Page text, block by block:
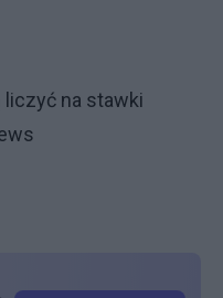
liczyć na stawki